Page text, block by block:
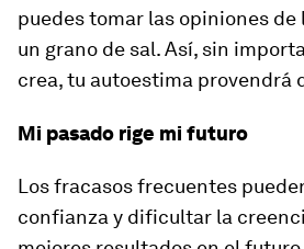
puedes tomar las opiniones de
un grano de sal. Así, sin
crea, tu autoestima provendrá
Mi pasado rige mi futuro
Los fracasos frecuentes
confianza y dificultar la